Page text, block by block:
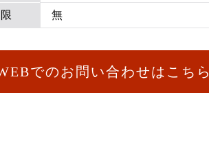
無
でのお問い合わせはこちら